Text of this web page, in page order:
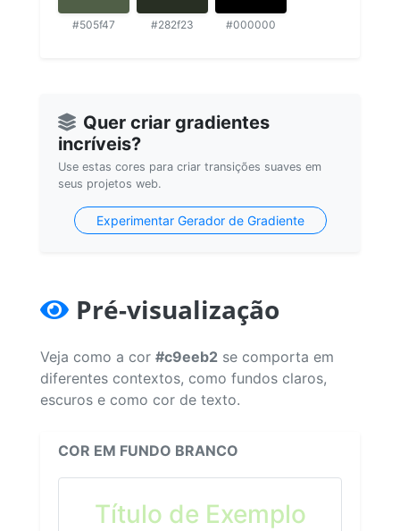
#505f47 #282f23 #000000
Quer criar gradientes
incríveis?
Use estas cores para criar transições suaves em
seus projetos web.
Experimentar Gerador de Gradiente
Pré-visualização
Veja como a cor #c9eeb2 se comporta em
diferentes contextos, como fundos claros,
escuros e como cor de texto.
COR EM FUNDO BRANCO
Título de Exemplo